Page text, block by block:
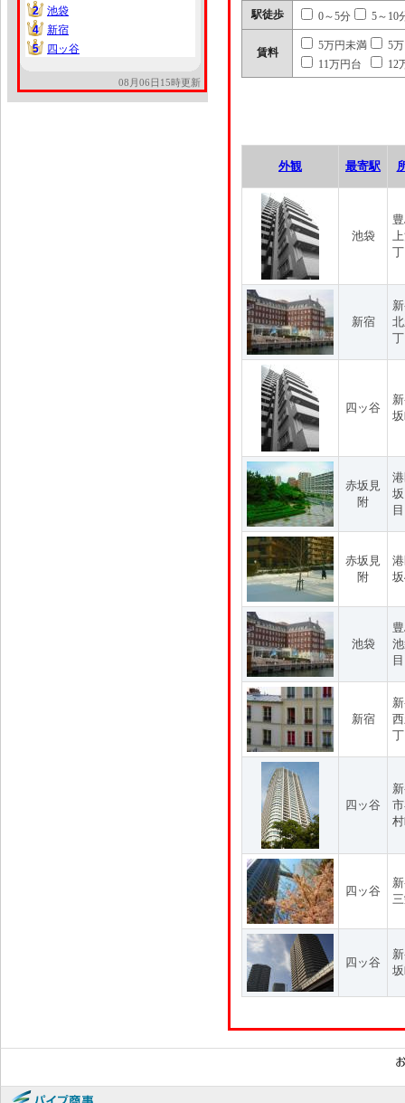
2
2
池袋
4
4
新宿
5
5 四ッ谷
08月06日15時更新
駅徒歩 0～5分 5～10
賃料
5万円未満
5
11万円台
12
外観 最寄駅
池袋
新宿
四ッ谷
赤坂見
附
目
赤坂見
附
池袋
新宿
四ッ谷
四ッ谷
四ッ谷